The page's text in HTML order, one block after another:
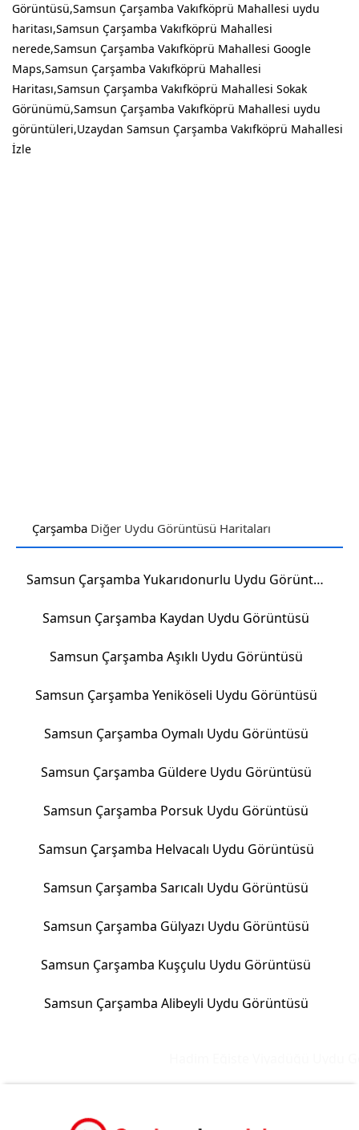
Görüntüsü,Samsun Çarşamba Vakıfköprü Mahallesi uydu
haritası,Samsun Çarşamba Vakıfköprü Mahallesi
nerede,Samsun Çarşamba Vakıfköprü Mahallesi Google
Maps,Samsun Çarşamba Vakıfköprü Mahallesi
Haritası,Samsun Çarşamba Vakıfköprü Mahallesi Sokak
Görünümü,Samsun Çarşamba Vakıfköprü Mahallesi uydu
görüntüleri,Uzaydan Samsun Çarşamba Vakıfköprü Mahallesi
İzle
Çarşamba Diğer Uydu Görüntüsü Haritaları
Samsun Çarşamba Yukarıdonurlu Uydu Görüntüsü
Samsun Çarşamba Kaydan Uydu Görüntüsü
Samsun Çarşamba Aşıklı Uydu Görüntüsü
Samsun Çarşamba Yeniköseli Uydu Görüntüsü
Samsun Çarşamba Oymalı Uydu Görüntüsü
Samsun Çarşamba Güldere Uydu Görüntüsü
Samsun Çarşamba Porsuk Uydu Görüntüsü
Samsun Çarşamba Helvacalı Uydu Görüntüsü
Samsun Çarşamba Sarıcalı Uydu Görüntüsü
Samsun Çarşamba Gülyazı Uydu Görüntüsü
Samsun Çarşamba Kuşçulu Uydu Görüntüsü
Samsun Çarşamba Alibeyli Uydu Görüntüsü